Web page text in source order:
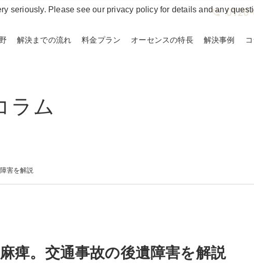
phone_in_talk
解決までの流れ 料金プラン オーセンスの特長 解決事例
ラム
害を解説
痺。交通事故の後遺障害を解説
seriously. Please see our privacy policy for details and any